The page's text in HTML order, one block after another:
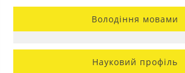
Володіння мовами
Науковий профіль